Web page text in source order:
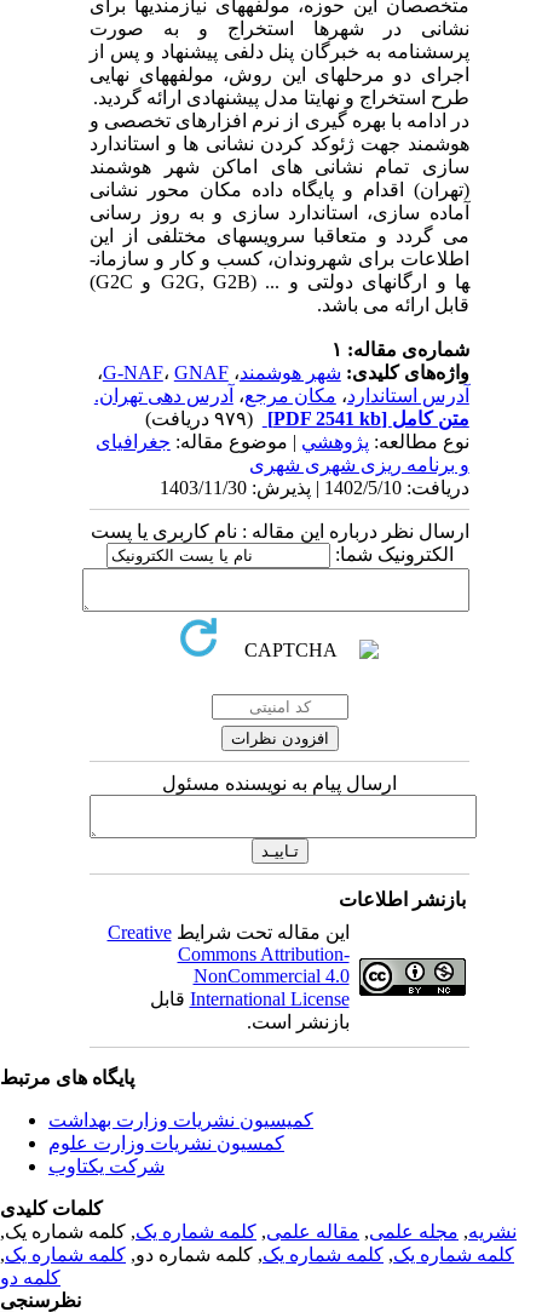
متخصصان این حوزه، مولفه­های نیازمندیها برای
نشانی در شهرها
استخراج و به صورت
پرسشنامه به خبرگان پنل دلفی پیشنهاد و پس از
اجرای دو مرحله­ای این روش، مولفه­های نهایی
طرح استخراج و نهایتا مدل پیشنهادی ارائه گردید.
در ادامه با بهره گیری از نرم افزارهای تخصصی و
هوشمند جهت ژئوکد کردن نشانی ها و استاندارد
سازی تمام نشانی های اماکن شهر هوشمند
(تهران) اقدام و پایگاه ­داده مکان محور نشانی
آماده سازی، استاندارد سازی و به روز رسانی
می گردد و متعاقبا سرویس­های مختلفی از این
اطلاعات برای شهروندان، کسب و کار و سازمان­
ها و ارگان­های دولتی و ... (G2G, G2B و G2C
)
قابل ارائه می باشد.
شماره‌ی مقاله: ۱
واژه‌های کلیدی: شهر هوشمند، G-NAF، GNAF
،
آدرس استاندارد، مکان مرجع، آدرس دهی تهران.
متن کامل [PDF 2541 kb]
(۹۷۹ دریافت)
نوع مطالعه: پژوهشي | موضوع مقاله: جغرافیای
و برنامه ریزی شهری شهری
دریافت: 1402/5/10 | پذیرش: 1403/11/30
ارسال نظر درباره این مقاله : نام کاربری یا پست
الکترونیک شما:
ارسال پیام به نویسنده مسئول
بازنشر اطلاعات
این مقاله تحت شرایطCreative
Commons Attribution-
NonCommercial 4.0
International License قابل
بازنشر است.
پایگاه های مرتبط
کمیسیون نشریات وزارت بهداشت
کمسیون نشریات وزارت علوم
شرکت یکتاوب
کلمات کلیدی
نشریه, مجله علمی, مقاله علمی, کلمه شماره یک, کلمه شماره یک,
کلمه شماره یک, کلمه شماره یک, کلمه شماره دو, کلمه شماره یک,
کلمه دو
نظرسنجی